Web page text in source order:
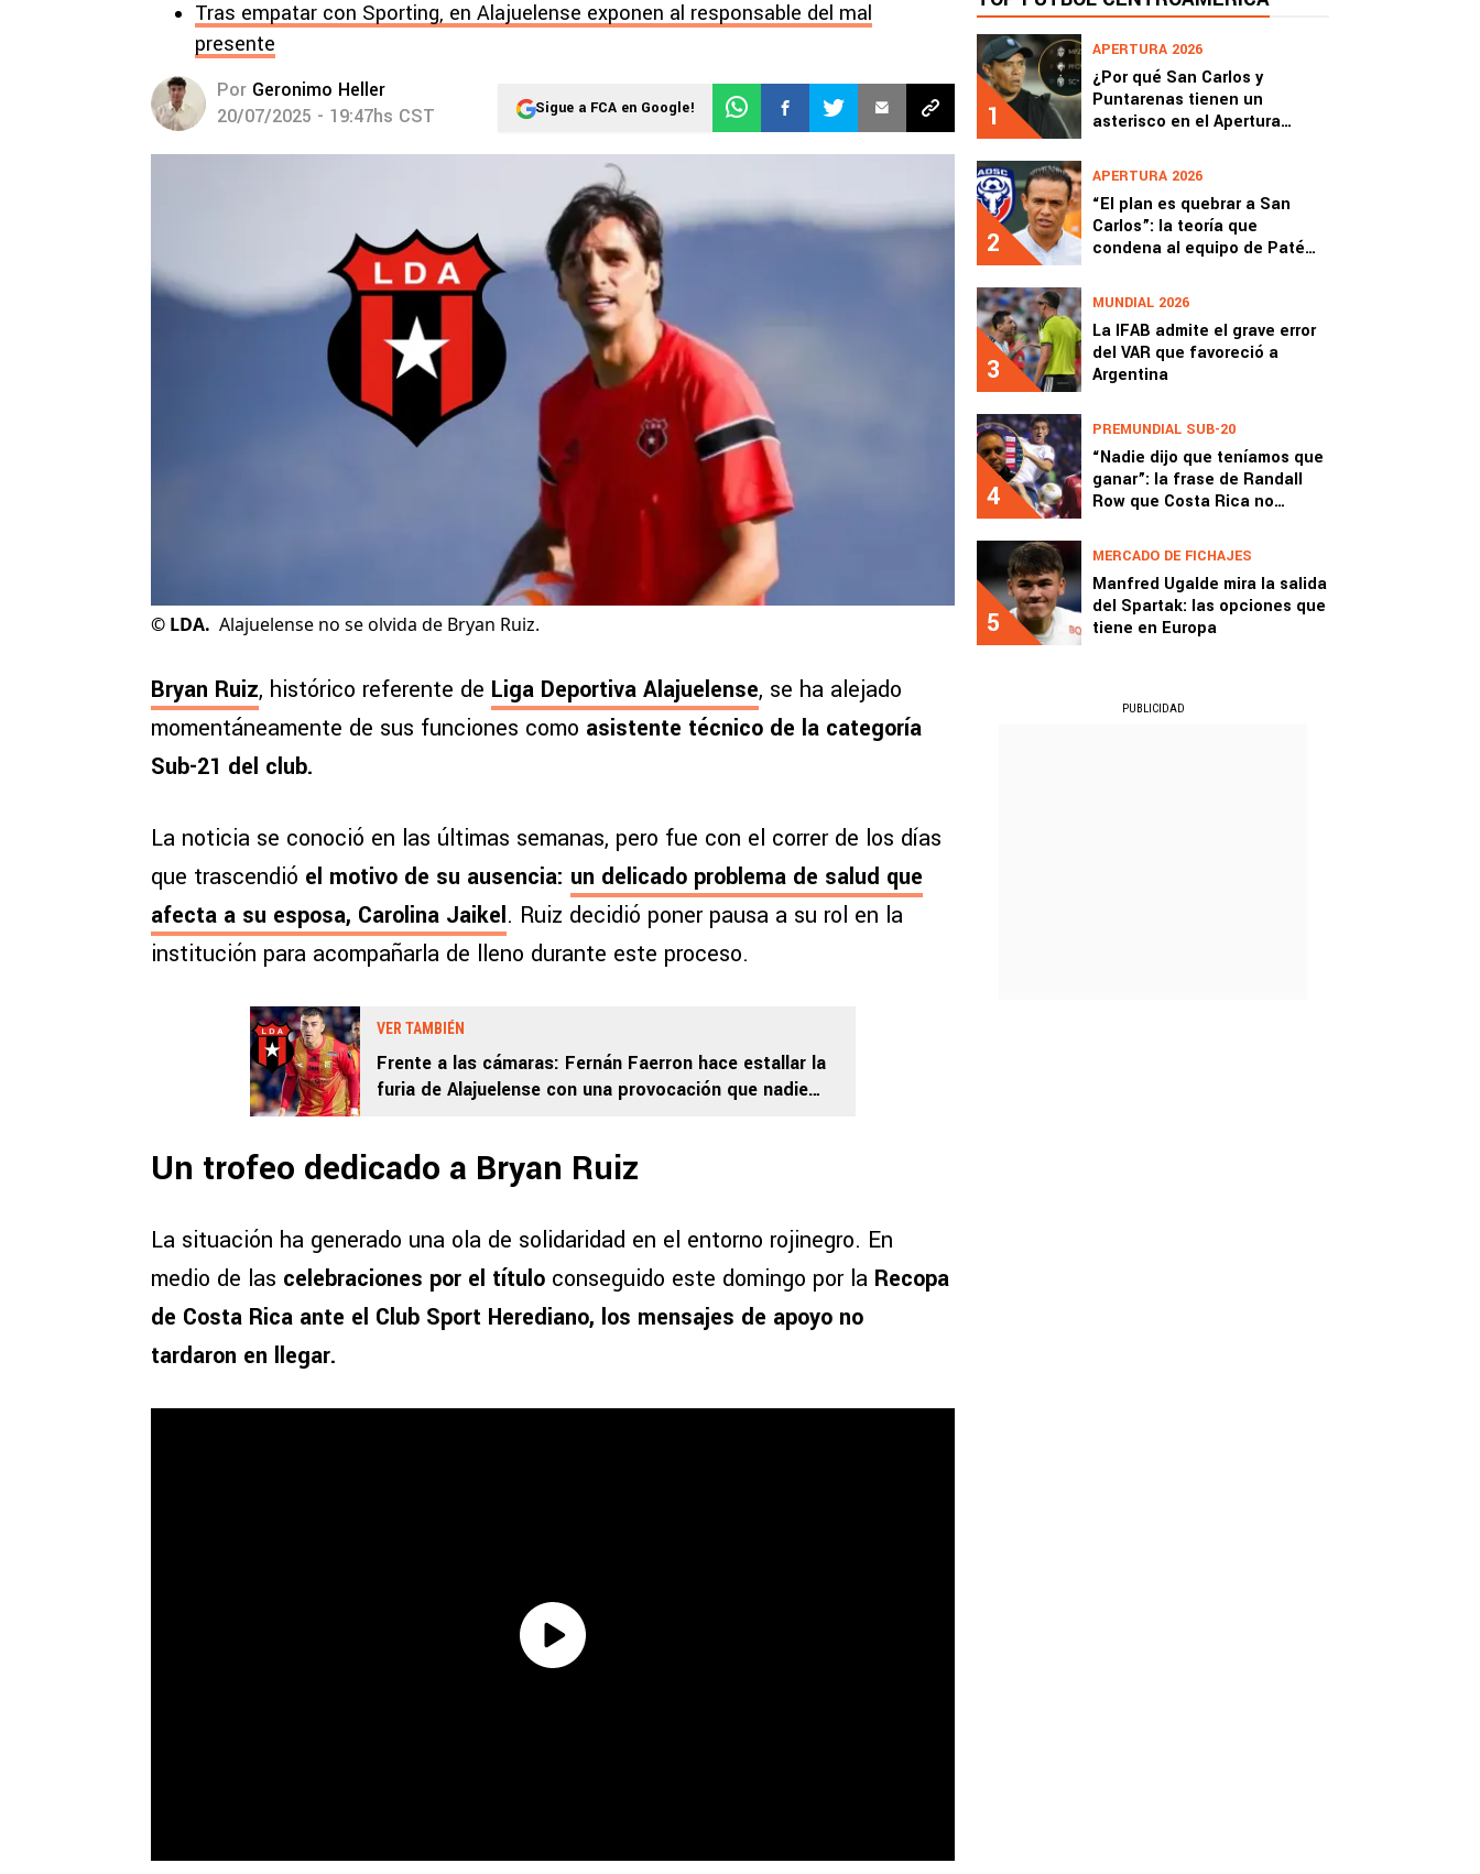
Tras empatar con Sporting, en Alajuelense exponen al responsable del mal
presente
Por Geronimo Heller
20/07/2025 - 19:47hs CST
Sigue a FCA en Google!
© LDA. Alajuelense no se olvida de Bryan Ruiz.
Bryan Ruiz, histórico referente de Liga Deportiva Alajuelense, se ha alejado
momentáneamente de sus funciones como asistente técnico de la categoría
Sub-21 del club.
La noticia se conoció en las últimas semanas, pero fue con el correr de los días
que trascendió el motivo de su ausencia: un delicado problema de salud que
afecta a su esposa, Carolina Jaikel. Ruiz decidió poner pausa a su rol en la
institución para acompañarla de lleno durante este proceso.
VER TAMBIÉN
Frente a las cámaras: Fernán Faerron hace estallar la
furia de Alajuelense con una provocación que nadie
Un trofeo dedicado a Bryan Ruiz
La situación ha generado una ola de solidaridad en el entorno rojinegro. En
medio de las celebraciones por el título conseguido este domingo por la Recopa
de Costa Rica ante el Club Sport Herediano, los mensajes de apoyo no
tardaron en llegar.
1
APERTURA 2026
¿Por qué San Carlos y
Puntarenas tienen un
asterisco en el Apertura
2
APERTURA 2026
“El plan es quebrar a San
Carlos”: la teoría que
condena al equipo de Paté
3
MUNDIAL 2026
La IFAB admite el grave error
del VAR que favoreció a
Argentina
4
PREMUNDIAL SUB-20
“Nadie dijo que teníamos que
ganar”: la frase de Randall
Row que Costa Rica no
5
MERCADO DE FICHAJES
Manfred Ugalde mira la salida
del Spartak: las opciones que
tiene en Europa
PUBLICIDAD